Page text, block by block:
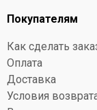
Покупателям
Как сделать
Оплата
Доставка
Условия